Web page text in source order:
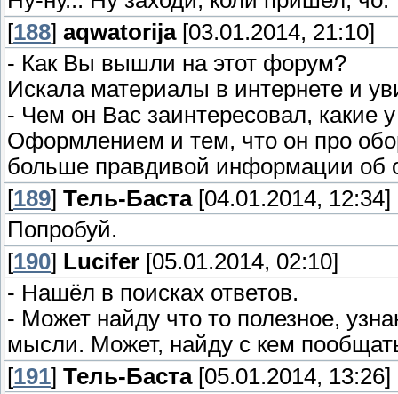
[188] aqwatorija[03.01.2014, 21:10]
- Как Вы вышли на этот форум?
Искала материалы в интернете и
- Чем он Вас заинтересовал, какие
Оформлением и тем, что он про
больше правдивой информации об
[189] Тель-Баста[04.01.2014, 12:34]
Попробуй.
[190] Lucifer [05.01.2014, 02:10]
- Нашёл в поисках ответов.
- Может найду что то полезное,
мысли. Может, найду с кем
[191] Тель-Баста[05.01.2014, 13:26]